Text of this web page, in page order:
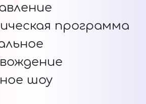
программа
шоу